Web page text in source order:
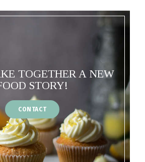
TOGETHER A NEW
STORY!
CONTACT